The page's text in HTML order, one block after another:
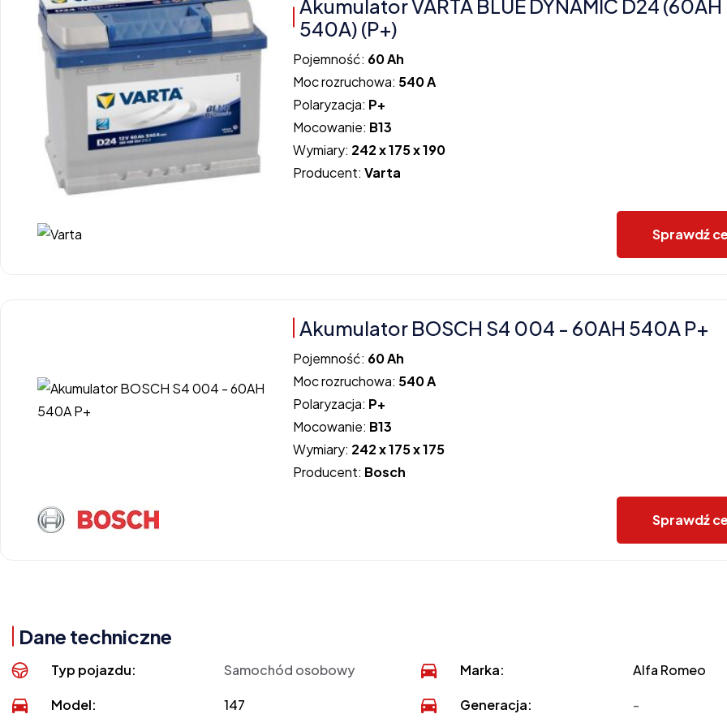
Akumulator VARTA BLUE DYNAMIC D24 (60AH
540A) (P+)
Pojemność: 60 Ah
Moc rozruchowa: 540 A
Polaryzacja: P+
Mocowanie: B13
Wymiary: 242 x 175 x 190
Producent:Varta
Sprawdź
Akumulator BOSCH S4 004 - 60AH 540A P+
Pojemność: 60 Ah
Moc rozruchowa: 540 A
Polaryzacja: P+
Mocowanie: B13
Wymiary: 242 x 175 x 175
Producent: Bosch
Sprawdź
Dane techniczne
Typ pojazdu: Samochód osobowy Marka: Alfa Romeo
Model: 147 Generacja: -